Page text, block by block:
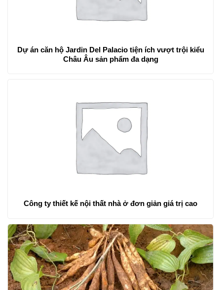
Dự án căn hộ Jardin Del Palacio tiện ích vượt trội kiểu
Châu Âu sản phẩm đa dạng
Công ty thiết kế nội thất nhà ở đơn giản giá trị cao